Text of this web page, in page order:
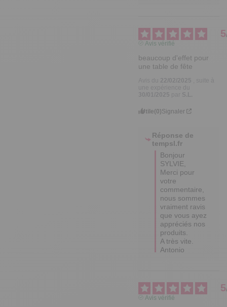
5
Avis vérifié
beaucoup d'effet pour
une table de fête
Utile(0)Signaler
Réponse de
tempsl.fr
Bonjour
SYLVIE,
Merci pour
votre
commentaire,
nous sommes
vraiment ravis
que vous ayez
appréciés nos
produits.
A très vite.
Antonio
5
Avis vérifié